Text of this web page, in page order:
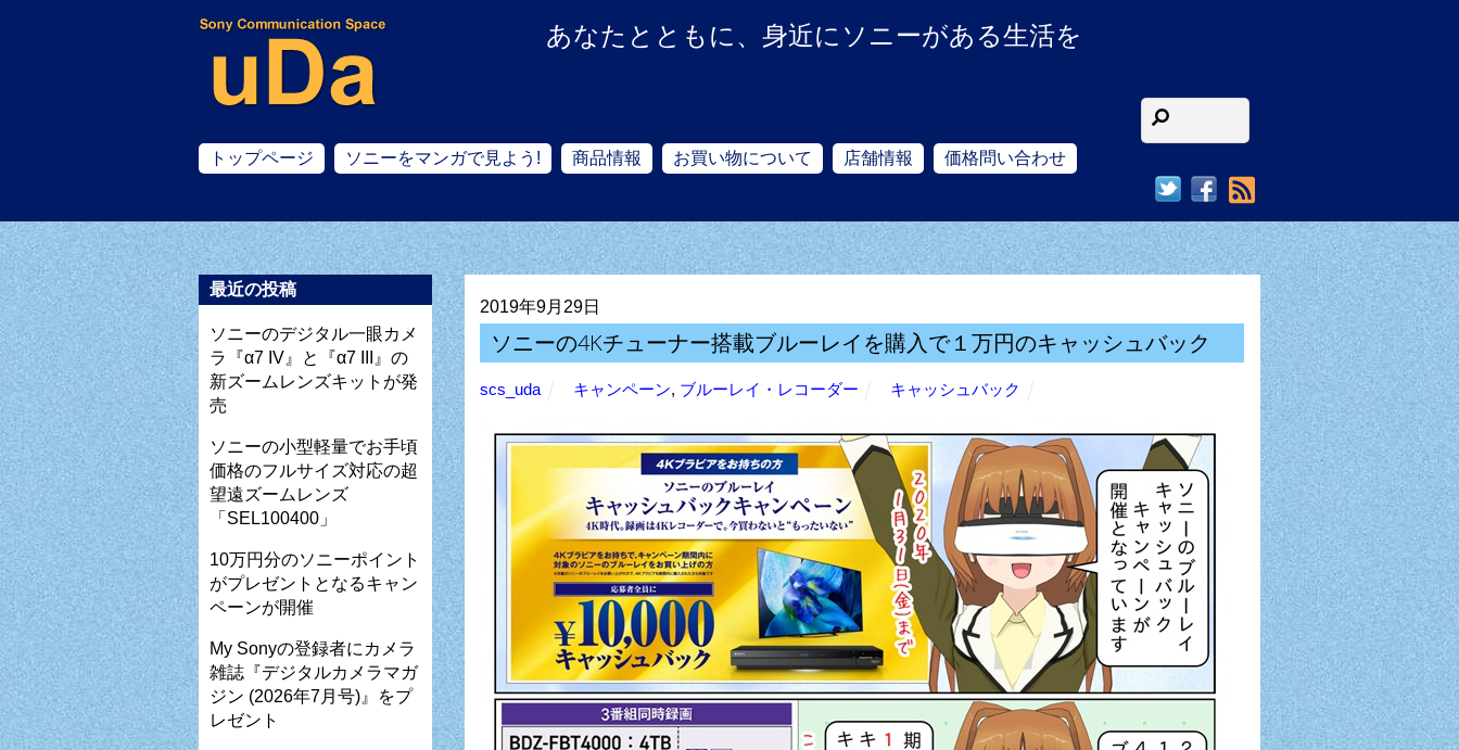
あなたとともに、身近にソニーがある生活を
トップページ ソニーをマンガで見よう! 商品情報 お買い物について 店舗情報
価格問い合わせ
2019年9月29日
ソニーの4Kチューナー搭載ブルーレイを購入で１万円のキャッシュバック
scs_uda キャンペーン, ブルーレイ・レコーダー キャッシュバック
最近の投稿
ソニーのデジタル一眼カメ
ラ『α7 IV』と『α7 III』の
新ズームレンズキットが発
売
ソニーの小型軽量でお手頃
価格のフルサイズ対応の超
望遠ズームレンズ
「SEL100400」
10万円分のソニーポイント
がプレゼントとなるキャン
ペーンが開催
My Sonyの登録者にカメラ
雑誌『デジタルカメラマガ
ジン (2026年7月号)』をプ
レゼント